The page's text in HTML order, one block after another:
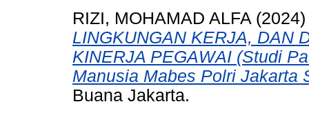
RIZI, MOHAMAD ALFA
LINGKUNGAN KERJA, DAN
KINERJA PEGAWAI (Studi
Manusia Mabes Polri Jakarta
Buana Jakarta.